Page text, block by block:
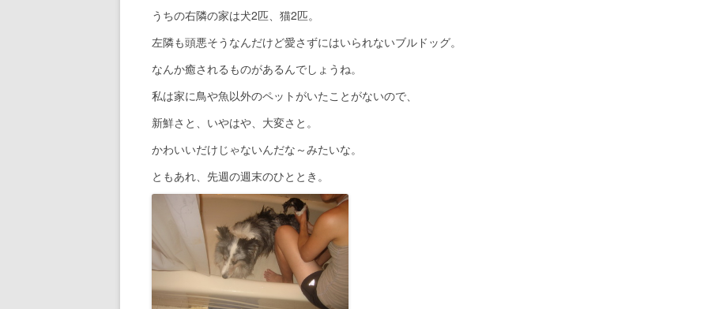
うちの右隣の家は犬2匹、猫2匹。
左隣も頭悪そうなんだけど愛さずにはいられないブルドッグ。
なんか癒されるものがあるんでしょうね。
私は家に鳥や魚以外のペットがいたことがないので、
新鮮さと、いやはや、大変さと。
かわいいだけじゃないんだな～みたいな。
ともあれ、先週の週末のひととき。